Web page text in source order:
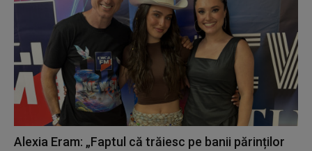
Alexia Eram: „Faptul că trăiesc pe banii părinților